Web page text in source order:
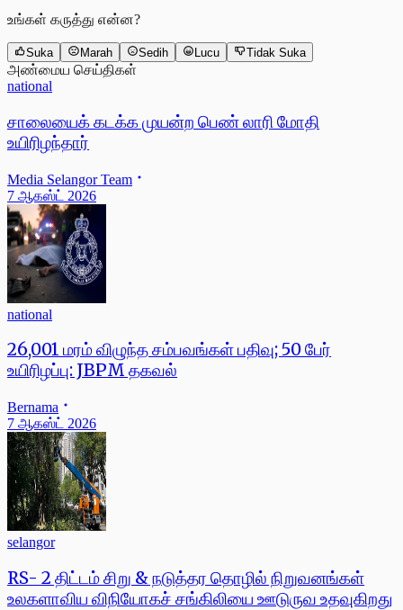
உங்கள் கருத்து என்ன?
Suka Marah Sedih Lucu Tidak Suka
அண்மைய செய்திகள்
national
சாலையைக் கடக்க முயன்ற பெண் லாரி மோதி
உயிரிழந்தார்
Media Selangor Team
7 ஆகஸ்ட் 2026
national
26,001 மரம் விழுந்த சம்பவங்கள் பதிவு; 50 பேர்
உயிரிழப்பு: JBPM தகவல்
Bernama
7 ஆகஸ்ட் 2026
selangor
RS- 2 திட்டம் சிறு & நடுத்தர தொழில் நிறுவனங்கள்
உலகளாவிய விநியோகச் சங்கிலியை ஊடுருவ உதவுகிறது